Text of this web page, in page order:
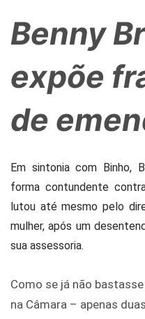
Benny
expõe
de
Em sintonia com Binho,
forma contundente
lutou até mesmo pelo
mulher, após um
sua assessoria.
Como se já não
na Câmara – apenas